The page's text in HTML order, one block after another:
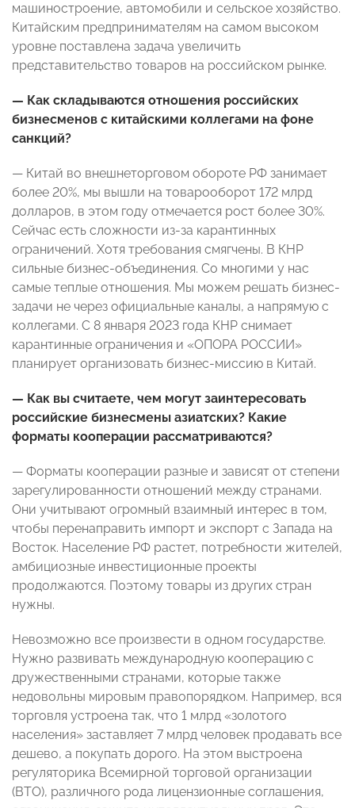
машиностроение, автомобили и сельское хозяйство.
Китайским предпринимателям на самом высоком
уровне поставлена задача увеличить
представительство товаров на российском рынке.
— Как складываются отношения российских
бизнесменов с китайскими коллегами на фоне
санкций?
— Китай во внешнеторговом обороте РФ занимает
более 20%, мы вышли на товарооборот 172 млрд
долларов, в этом году отмечается рост более 30%.
Сейчас есть сложности из-за карантинных
ограничений. Хотя требования смягчены. В КНР
сильные бизнес-объединения. Со многими у нас
самые теплые отношения. Мы можем решать бизнес-
задачи не через официальные каналы, а напрямую с
коллегами. С 8 января 2023 года КНР снимает
карантинные ограничения и «ОПОРА РОССИИ»
планирует организовать бизнес-миссию в Китай.
— Как вы считаете, чем могут заинтересовать
российские бизнесмены азиатских? Какие
форматы кооперации рассматриваются?
— Форматы кооперации разные и зависят от степени
зарегулированности отношений между странами.
Они учитывают огромный взаимный интерес в том,
чтобы перенаправить импорт и экспорт с Запада на
Восток. Население РФ растет, потребности жителей,
амбициозные инвестиционные проекты
продолжаются. Поэтому товары из других стран
нужны.
Невозможно все произвести в одном государстве.
Нужно развивать международную кооперацию с
дружественными странами, которые также
недовольны мировым правопорядком. Например, вся
торговля устроена так, что 1 млрд «золотого
населения» заставляет 7 млрд человек продавать все
дешево, а покупать дорого. На этом выстроена
регуляторика Всемирной торговой организации
(ВТО), различного рода лицензионные соглашения,